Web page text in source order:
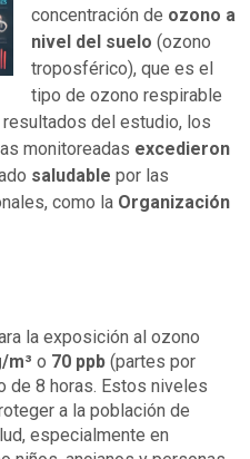
concentración de ozono a
nivel del suelo (ozono
troposférico), que es el
tipo de ozono respirable
del estudio, los
monitoreadas excedieron
saludable por las
como la Organización
la exposición al ozono
m³ o 70 ppb (partes por
de 8 horas. Estos niveles
a la población de
especialmente en